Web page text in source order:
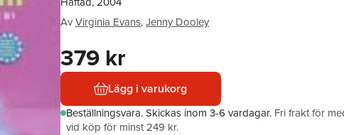
AvVirginia Evans,Jenny Dooley
379 kr
Lägg i varukorg
Beställningsvara.Skickas inom 3-6 vardagar. Fri frakt för
vid köp för minst 249 kr.